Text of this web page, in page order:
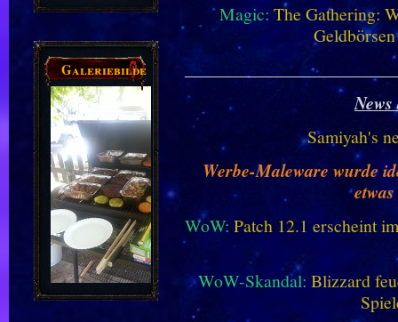
Galeriebilder
Magic: The Gathering:
Samiyah's
Werbe-Maleware wurde
WoW: Patch 12.1 erscheint
WoW-Skandal: Blizzard